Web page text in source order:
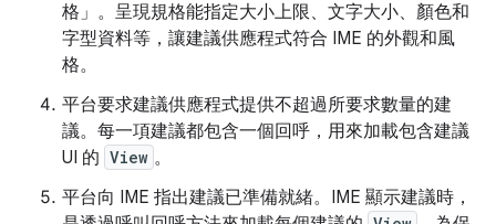
格」 。呈現規格能指定大小上限、文字大小、顏色和
字型資料等，讓建議供應程式符合 IME 的外觀和風
格。
平台要求建議供應程式提供不超過所要求數量的建
議。每一項建議都包含一個回呼，用來加載包含建議
UI 的 View 。
平台向 IME 指出建議已準備就緒。IME 顯示建議時，